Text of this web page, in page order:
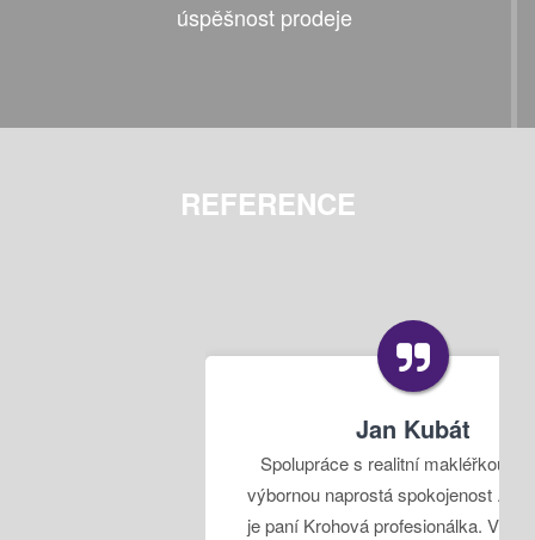
úspěšnost prodeje
REFERENCE
Spolupráce s realitní makléřkou byla na
výbornou naprostá spokojenost . Podle mě
je paní Krohová profesionálka. Vše vyřídila